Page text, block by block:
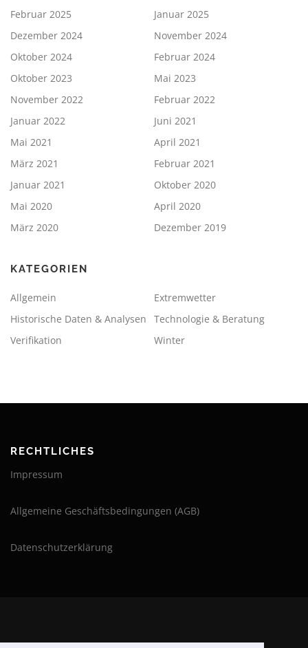
Februar 2025
Januar 2025
Dezember 2024
November 2024
Oktober 2024
Februar 2024
Oktober 2023
Mai 2023
November 2022
Februar 2022
Januar 2022
Juni 2021
Mai 2021
April 2021
März 2021
Februar 2021
Januar 2021
Oktober 2020
Mai 2020
April 2020
März 2020
Dezember 2019
KATEGORIEN
Allgemein
Extremwetter
Historische Daten & Analysen
Technologie & Beratung
Verifikation
Winter
RECHTLICHES
Impressum
Allgemeine Geschäftsbedingungen (AGB)
Datenschutzerklärung